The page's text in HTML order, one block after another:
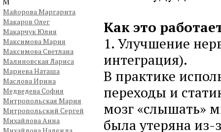
Майорова Маргарита
Макаров Олег
Макарчук Юлия
Максимова Мария
Максимова Светлана
Малиновская Лариса
Мариева Наташа
Маслова Ирина
Медведева София
Митропольская Мария
Митропольский Сергей
Михайлова Анна
Как это
1. Улучшение
интеграция).
В практике
переходы и
мозг «слышать»
была утеряна